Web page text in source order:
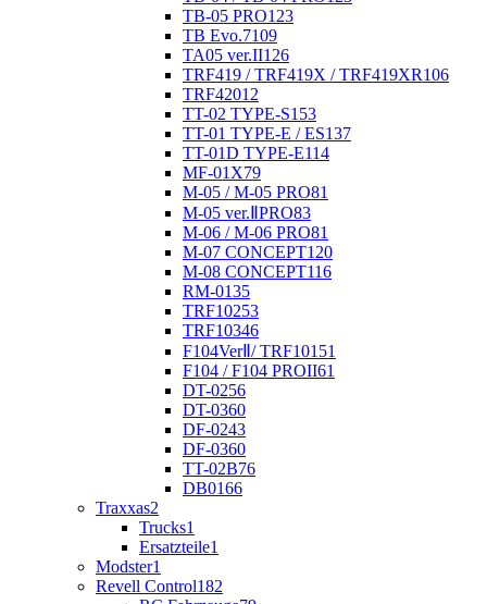
TB-05 PRO123
TB Evo.7109
TA05 ver.II126
TRF419 / TRF419X / TRF419XR106
TRF42012
TT-02 TYPE-S153
TT-01 TYPE-E / ES137
TT-01D TYPE-E114
MF-01X79
M-05 / M-05 PRO81
M-05 ver.ⅡPRO83
M-06 / M-06 PRO81
M-07 CONCEPT120
M-08 CONCEPT116
RM-0135
TRF10253
TRF10346
F104VerⅡ/ TRF101 51
F104 / F104 PROII61
DT-0256
DT-0360
DF-0243
DF-0360
TT-02B76
DB0166
Traxxas2
Trucks1
Ersatzteile1
Modster1
Revell Control182